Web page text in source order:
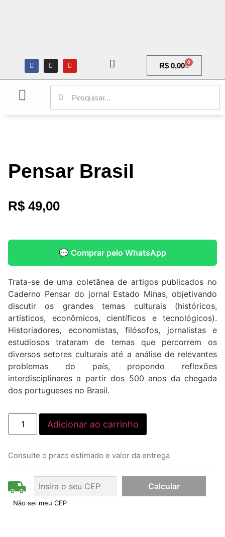
R$ 0,00 0
Pensar Brasil
R$ 49,00
💬 Comprar pelo WhatsApp
Trata-se de uma coletânea de artigos publicados no
Caderno Pensar do jornal Estado Minas, objetivando
discutir os grandes temas culturais (históricos,
artísticos, econômicos, científicos e tecnológicos).
Historiadores, economistas, filósofos, jornalistas e
estudiosos trataram de temas que percorrem os
diversos setores culturais até a análise de relevantes
problemas do país, propondo reflexões
interdisciplinares a partir dos 500 anos da chegada
dos portugueses no Brasil.
Adicionar ao carrinho
Consulte o prazo estimado e valor da entrega
Não sei meu CEP